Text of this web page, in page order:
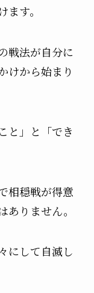
す。
戦法が自分に
けから始まり
と」と「でき
相穏戦が得意
りません。
にして自滅し